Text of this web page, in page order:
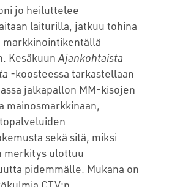
jo heiluttelee
laiturilla, jatkuu tohina
markkinointikentällä
Kesäkuun Ajankohtaista
-koosteessa tarkastellaan
jalkapallon MM-kisojen
mainosmarkkinaan,
sekä sitä, miksi
merkitys ulottuu
pidemmälle. Mukana on